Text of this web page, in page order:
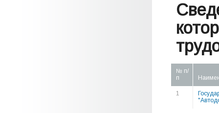
№ п/
п
1